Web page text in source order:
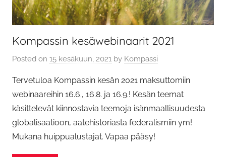
Kompassin kesäwebinaarit 2021
Posted on 15 kesäkuun, 2021 by Kompassi
Tervetuloa Kompassin kesän 2021 maksuttomiin
webinaareihin 16.6., 16.8. ja 16.9.! Kesän teemat
käsittelevät kiinnostavia teemoja isänmaallisuudesta
globalisaatioon, aatehistoriasta federalismiin ym!
Mukana huippualustajat. Vapaa pääsy!